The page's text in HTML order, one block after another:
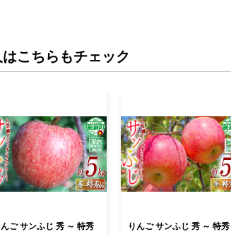
こちらもチェック
んご サンふじ 秀 ～ 特秀
りんご サンふじ 秀 ～ 特秀